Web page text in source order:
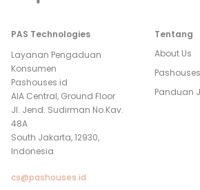
PAS Technologies
Layanan Pengaduan
Konsumen
Pashouses.id
AIA Central, Ground Floor
Jl. Jend. Sudirman No.Kav.
48A
South Jakarta, 12930,
Indonesia
cs@pashouses.id
Tentang
About Us
Panduan